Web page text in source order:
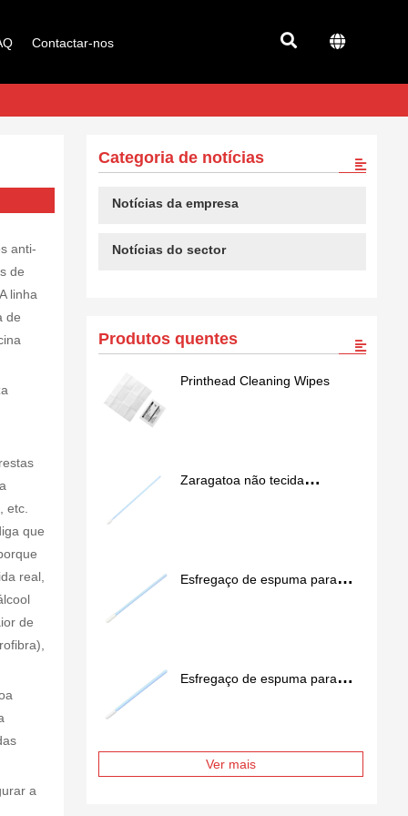
Contactar-nos
anti-
de
linha
de
etc.
que
real,
de
a
Categoria de notícias
Notícias da empresa
Notícias do sector
Produtos quentes
Printhead Cleaning Wipes
Zaragatoa não tecida
Esfregaço de espuma para
Esfregaço de espuma para
Ver mais